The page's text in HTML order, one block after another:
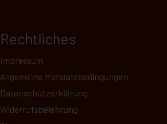
Rechtliches
Impressum
Allgemeine Mandatsbedingungen
Datenschutz­erklärung
Widerrufsbelehrung